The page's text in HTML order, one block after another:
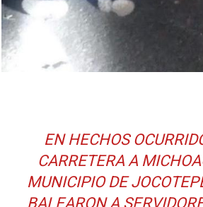
EN HECHOS
CARRETERA A
MUNICIPIO DE
BALEARON A